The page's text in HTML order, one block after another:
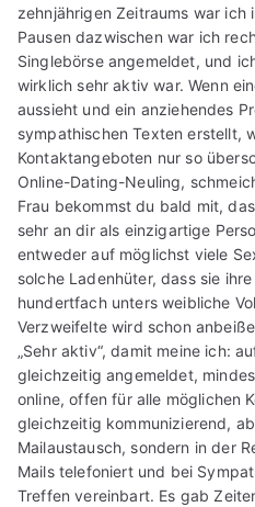
zehnjährigen Zeitraums war ich
Pausen dazwischen war ich
Singlebörse angemeldet, und
wirklich sehr aktiv war. Wenn
aussieht und ein anziehendes
sympathischen Texten erstellt,
Kontaktangeboten nur so
Online-Dating-Neuling,
Frau bekommst du bald mit,
sehr an dir als einzigartige
entweder auf möglichst viele
solche Ladenhüter, dass sie
hundertfach unters weibliche
Verzweifelte wird schon
„Sehr aktiv“, damit meine ich:
gleichzeitig angemeldet,
online, offen für alle möglichen
gleichzeitig kommunizierend,
Mailaustausch, sondern in der
Mails telefoniert und bei
Treffen vereinbart. Es gab